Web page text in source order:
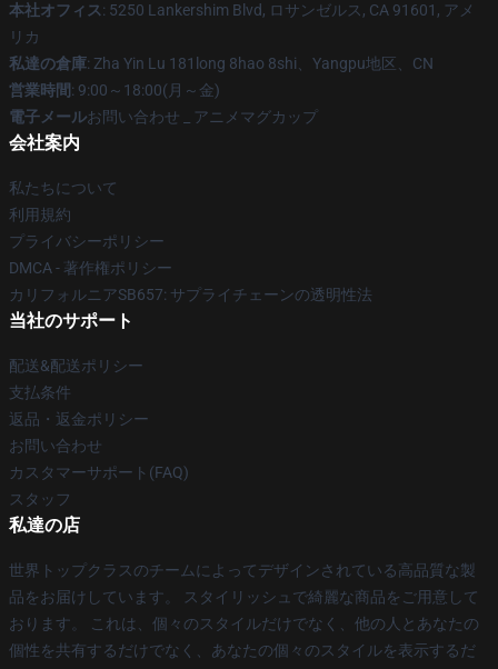
本社オフィス: 5250 Lankershim Blvd, ロサンゼルス, CA 91601, アメ
リカ
私達の倉庫: Zha Yin Lu 181long 8hao 8shi、Yangpu地区、CN
営業時間: 9:00～18:00(月～金)
電子メールお問い合わせ _ アニメマグカップ
会社案内
私たちについて
利用規約
プライバシーポリシー
DMCA - 著作権ポリシー
カリフォルニアSB657: サプライチェーンの透明性法
当社のサポート
配送&配送ポリシー
支払条件
返品・返金ポリシー
お問い合わせ
カスタマーサポート(FAQ)
スタッフ
私達の店
世界トップクラスのチームによってデザインされている高品質な製
品をお届けしています。 スタイリッシュで綺麗な商品をご用意して
おります。 これは、個々のスタイルだけでなく、他の人とあなたの
個性を共有するだけでなく、あなたの個々のスタイルを表示するだ